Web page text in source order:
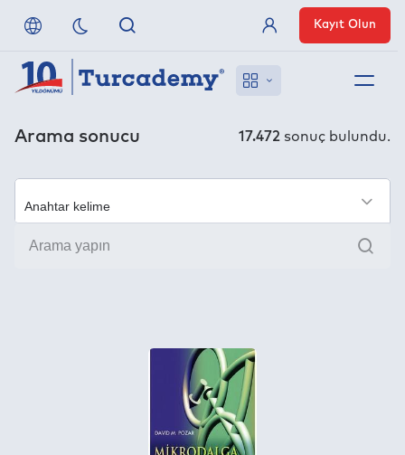
Referanslarımız
Üye Girişi
Kayıt Olun
Arama sonucu 17.472 sonuç bulundu.
Ara